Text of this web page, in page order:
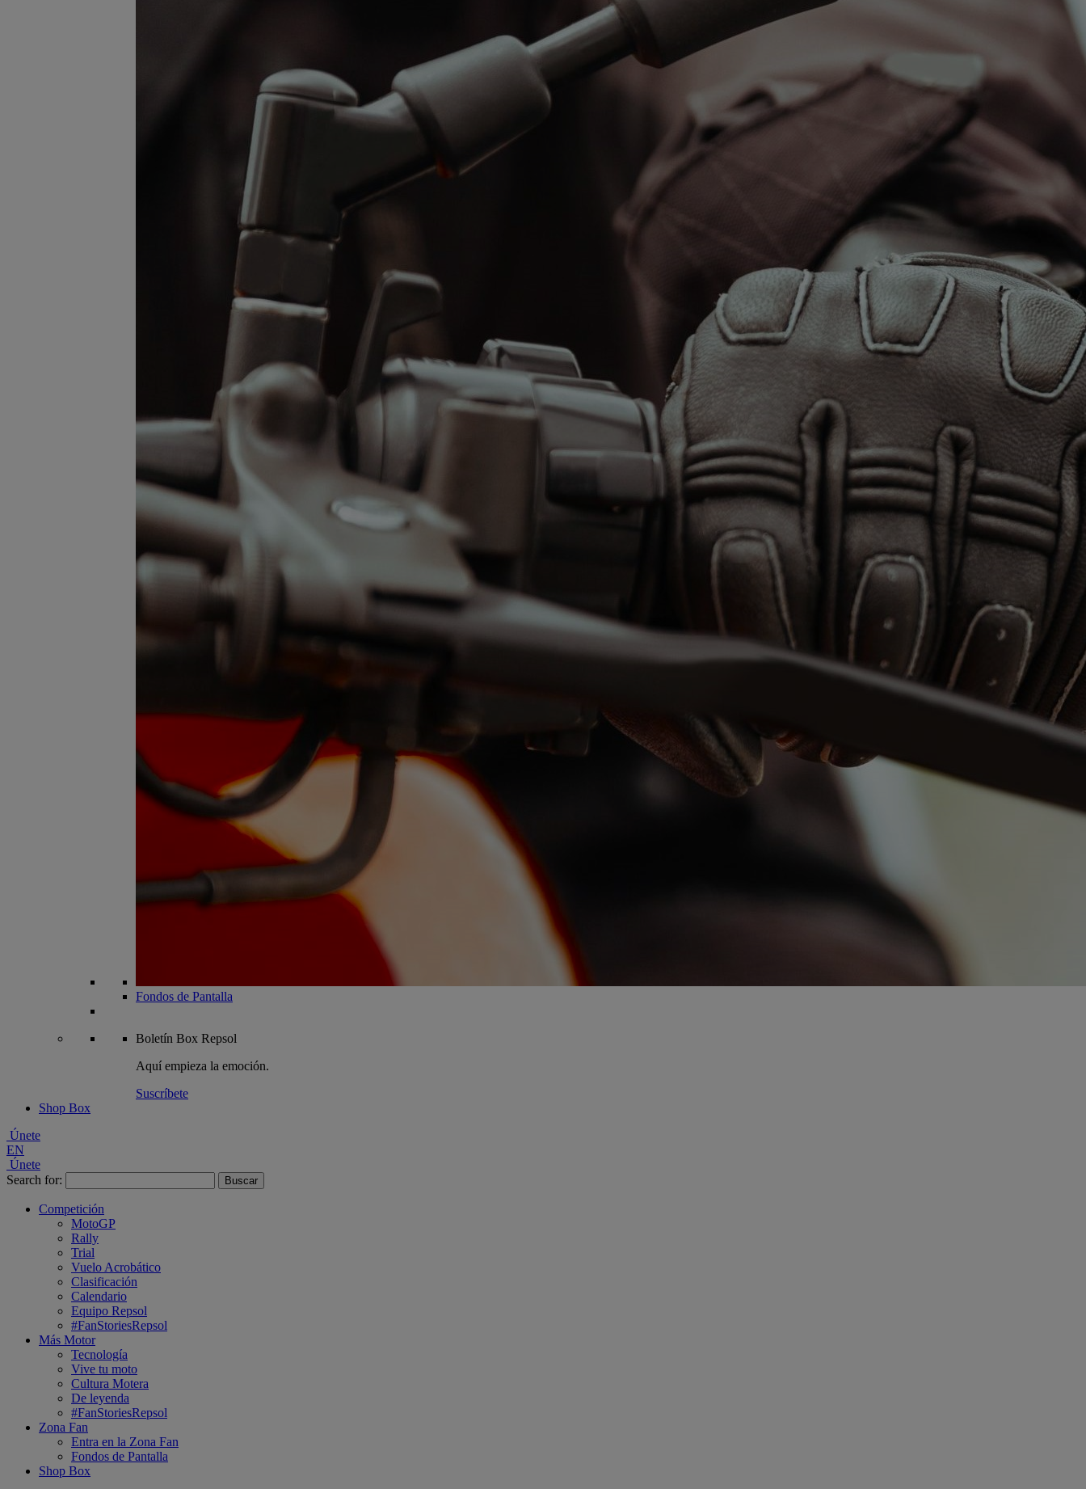
Fondos de Pantalla
Boletín Box Repsol
Aquí empieza la emoción.
Suscríbete
Shop Box
Únete
EN
Únete
Search for:
Competición
MotoGP
Rally
Trial
Vuelo Acrobático
Clasificación
Calendario
Equipo Repsol
#FanStoriesRepsol
Más Motor
Tecnología
Vive tu moto
Cultura Motera
De leyenda
#FanStoriesRepsol
Zona Fan
Entra en la Zona Fan
Fondos de Pantalla
Shop Box